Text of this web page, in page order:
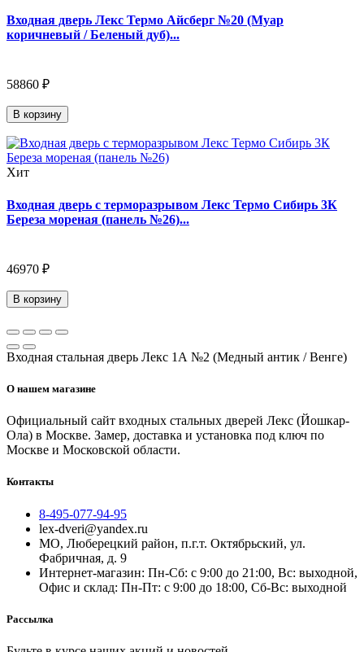
Входная дверь Лекс Термо Айсберг №20 (Муар
коричневый / Беленый дуб)...
58860 ₽
В корзину
Хит
Входная дверь с терморазрывом Лекс Термо Сибирь 3К
Береза мореная (панель №26)...
46970 ₽
В корзину
Входная стальная дверь Лекс 1А №2 (Медный антик / Венге)
О нашем магазине
Официальный сайт входных стальных дверей Лекс (Йошкар-
Ола) в Москве. Замер, доставка и установка под ключ по
Москве и Московской области.
Контакты
8-495-077-94-95
lex-dveri@yandex.ru
МО, Люберецкий район, п.г.т. Октябрьский, ул.
Фабричная, д. 9
Интернет-магазин: Пн-Сб: с 9:00 до 21:00, Вс: выходной,
Офис и склад: Пн-Пт: с 9:00 до 18:00, Сб-Вс: выходной
Рассылка